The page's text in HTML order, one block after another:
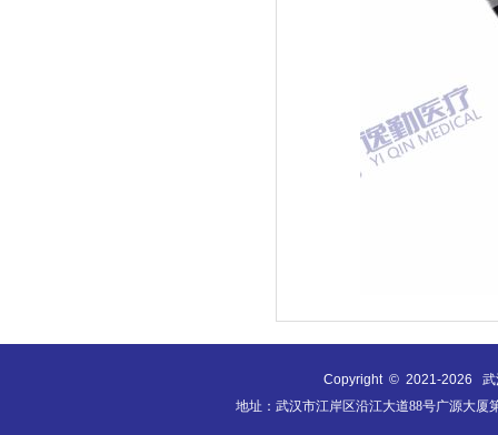
Copyright © 2021-2026
武
地址：武汉市江岸区沿江大道88号广源大